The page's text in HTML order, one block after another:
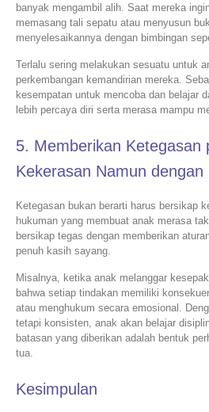
banyak mengambil alih. Saat mereka
memasang tali sepatu atau menyusun
menyelesaikannya dengan bimbingan
Terlalu sering melakukan sesuatu untuk
perkembangan kemandirian mereka.
kesempatan untuk mencoba dan belajar
lebih percaya diri serta merasa mampu
5. Memberikan Ketegasan
Kekerasan Namun dengan
Ketegasan bukan berarti harus bersikap
hukuman yang membuat anak merasa
bersikap tegas dengan memberikan
penuh kasih sayang.
Misalnya, ketika anak melanggar
bahwa setiap tindakan memiliki
atau menghukum secara emosional.
tetapi konsisten, anak akan belajar
batasan yang diberikan adalah bentuk
tua.
Kesimpulan